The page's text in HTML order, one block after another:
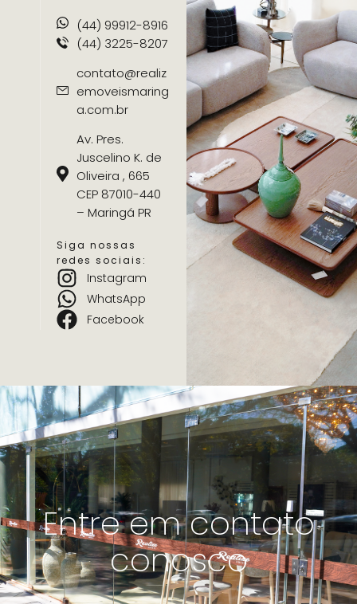
(44) 99912-8916
(44) 3225-8207
contato@realiz
emoveismaring
a.com.br
Av. Pres.
Juscelino K. de
Oliveira , 665
CEP 87010-440
– Maringá PR
Siga nossas
redes sociais:
Instagram
WhatsApp
Facebook
Entre em contato
conosco